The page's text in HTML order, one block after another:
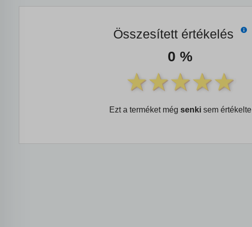
Összesített értékelés
0 %
Ezt a terméket még senkisem értékelte